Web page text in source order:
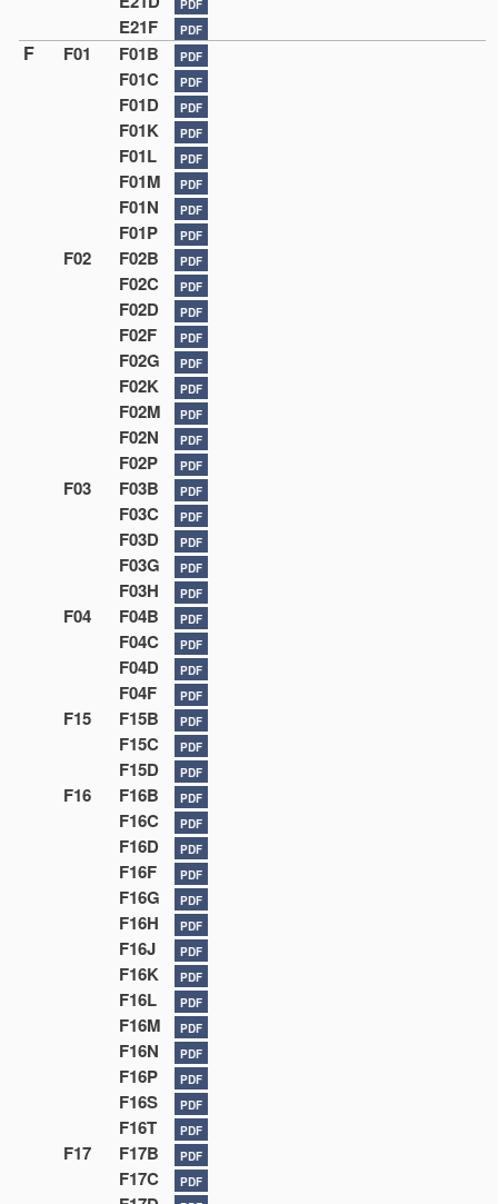
PDF
E21F PDF
F F01 F01B PDF
F01C PDF
F01D PDF
F01K PDF
F01L PDF
F01M PDF
F01N PDF
F01P PDF
F02 F02B PDF
F02C PDF
F02D PDF
F02F PDF
F02G PDF
F02K PDF
F02M PDF
F02N PDF
F02P PDF
F03 F03B PDF
F03C PDF
F03D PDF
F03G PDF
F03H PDF
F04 F04B PDF
F04C PDF
F04D PDF
F04F PDF
F15 F15B PDF
F15C PDF
F15D PDF
F16 F16B PDF
F16C PDF
F16D PDF
F16F PDF
F16G PDF
F16H PDF
F16J PDF
F16K PDF
F16L PDF
F16M PDF
F16N PDF
F16P PDF
F16S PDF
F16T PDF
F17 F17B PDF
F17C PDF